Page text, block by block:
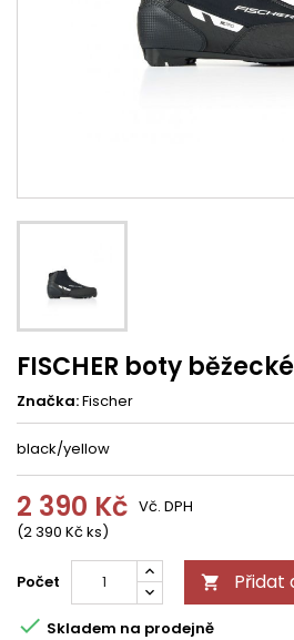
FISCHER boty
Značka:Fischer
black/yellow
2 390 Kč
(2 390 Kč ks)
Vč. DPH
Počet  Přidat
 Skladem na prodejně